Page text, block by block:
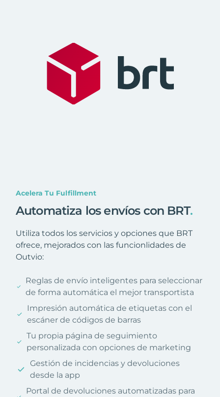
Acelera Tu Fulfillment
Automatiza los envíos con BRT.
Utiliza todos los servicios y opciones que BRT
ofrece, mejorados con las funcionlidades de
Outvio:
Reglas de envío inteligentes para seleccionar
de forma automática el mejor transportista
Impresión automática de etiquetas con el
escáner de códigos de barras
Tu propia página de seguimiento
personalizada con opciones de marketing
Gestión de incidencias y devoluciones
desde la app
Portal de devoluciones automatizadas para